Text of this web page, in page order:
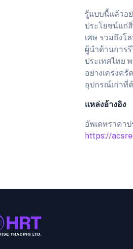
รู้แบบนี้แล้วอ
ประโยชน์แก่
เศษ รวมถึงโ
ผู้นำด้านการ
ประเทศไทย
อย่างเคร่งค
อุปกรณ์เก่าที่
แหล่งอ้างอิง
อัพเดทราคา
https://